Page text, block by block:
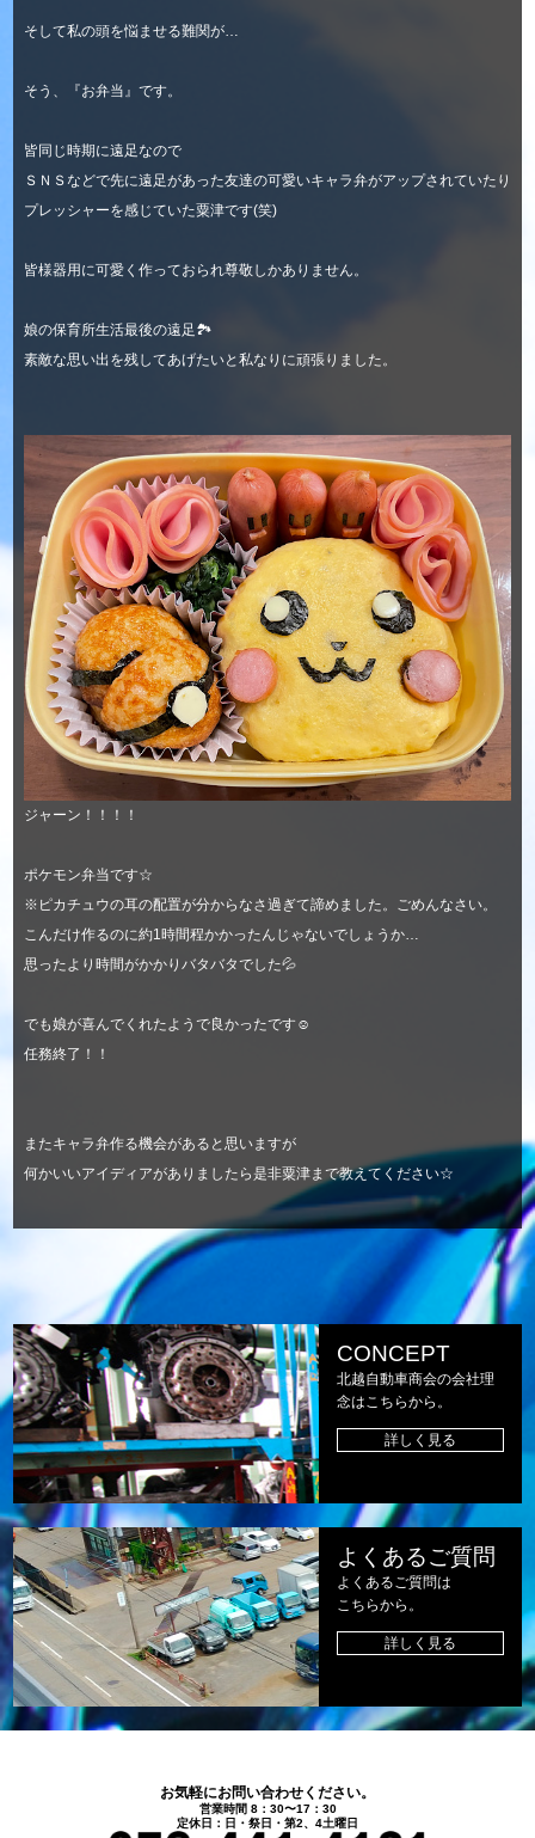
そして私の頭を悩ませる難関が…
そう、『お弁当』です。
皆同じ時期に遠足なので
ＳＮＳなどで先に遠足があった友達の可愛いキャラ弁がアップされていたり
プレッシャーを感じていた粟津です(笑)
皆様器用に可愛く作っておられ尊敬しかありません。
娘の保育所生活最後の遠足🏞
素敵な思い出を残してあげたいと私なりに頑張りました。
ジャーン！！！！
ポケモン弁当です☆
※ピカチュウの耳の配置が分からなさ過ぎて諦めました。ごめんなさい。
こんだけ作るのに約1時間程かかったんじゃないでしょうか…
思ったより時間がかかりバタバタでした💦
でも娘が喜んでくれたようで良かったです☺
任務終了！！
またキャラ弁作る機会があると思いますが
何かいいアイディアがありましたら是非粟津まで教えてください☆
CONCEPT
北越自動車商会の会社理
念はこちらから。
詳しく見る
よくあるご質問
よくあるご質問は
こちらから。
詳しく見る
お気軽にお問い合わせください。
営業時間 8：30〜17：30
定休日：日・祭日・第2、4土曜日